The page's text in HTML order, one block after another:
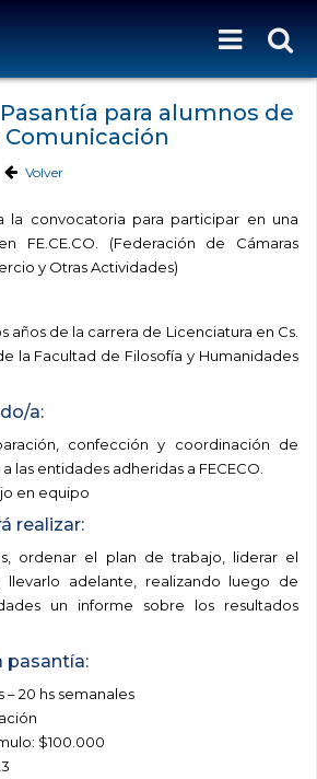
para alumnos de
Comunicación
Volver
la convocatoria para participar en una
FE.CE.CO. (Federación de Cámaras
y Otras Actividades)
años de la carrera de Licenciatura en Cs.
la Facultad de Filosofía y Humanidades
a:
confección y coordinación de
las entidades adheridas a FECECO.
en equipo
realizar:
ordenar el plan de trabajo, liderar el
adelante, realizando luego de
un informe sobre los resultados
pasantía:
– 20 hs semanales
$100.000